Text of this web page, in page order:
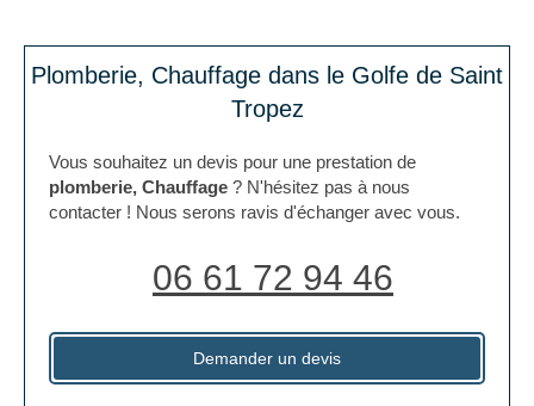
Plomberie, Chauffage dans le Golfe de Saint
Tropez
Vous souhaitez un devis pour une prestation de
plomberie, Chauffage ? N'hésitez pas à nous
contacter ! Nous serons ravis d'échanger avec vous.
06 61 72 94 46
Demander un devis